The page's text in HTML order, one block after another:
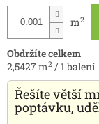
m2
Obdržíte celkem
2,5427m2 / 1balení
Řešíte větší
poptávku,